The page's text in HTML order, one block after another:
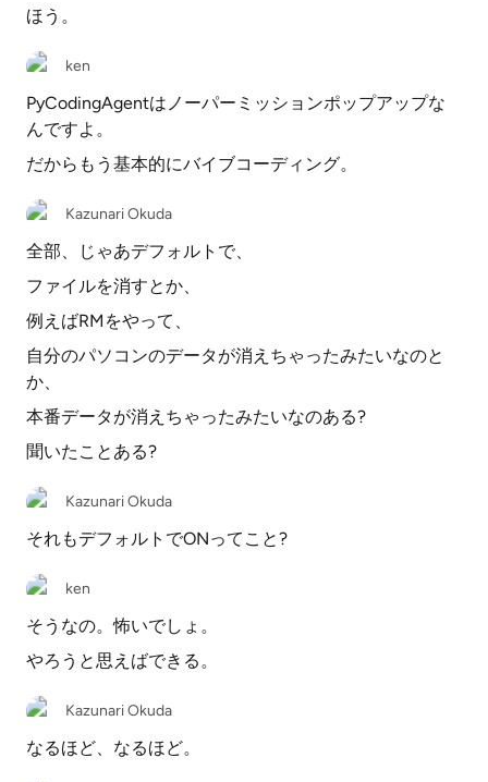
ほう。
ken
PyCodingAgentはノーパーミッションポップアップな
んですよ。
だからもう基本的にバイブコーディング。
Kazunari Okuda
全部、じゃあデフォルトで、
ファイルを消すとか、
例えばRMをやって、
自分のパソコンのデータが消えちゃったみたいなのと
か、
本番データが消えちゃったみたいなのある?
聞いたことある?
Kazunari Okuda
それもデフォルトでONってこと?
ken
そうなの。怖いでしょ。
やろうと思えばできる。
Kazunari Okuda
なるほど、なるほど。